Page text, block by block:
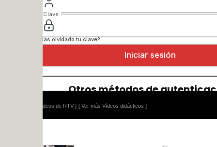
[ Ver más Vídeos didácticos ]